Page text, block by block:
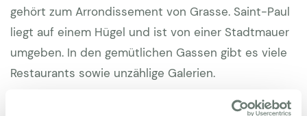
gehört zum Arrondissement von Grasse. Saint-Paul
liegt auf einem Hügel und ist von einer Stadtmauer
umgeben. In den gemütlichen Gassen gibt es viele
Restaurants sowie unzählige Galerien.
Die malerischen Dörfer Vence, Biot und Tourrettes